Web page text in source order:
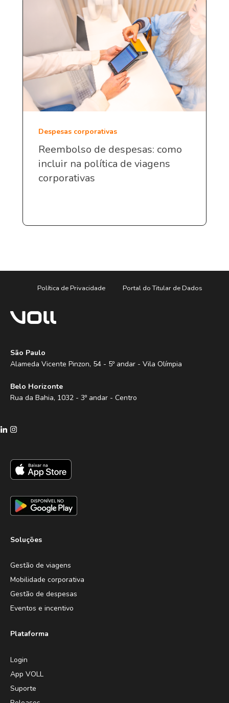
Despesas corporativas
Reembolso de despesas: como
incluir na política de viagens
corporativas
Política de Privacidade Portal do Titular de Dados
São Paulo
Alameda Vicente Pinzon, 54 - 5º andar - Vila Olímpia
Belo Horizonte
Rua da Bahia, 1032 - 3º andar - Centro
Soluções
Gestão de viagens
Mobilidade corporativa
Gestão de despesas
Eventos e incentivo
Plataforma
Login
App VOLL
Suporte